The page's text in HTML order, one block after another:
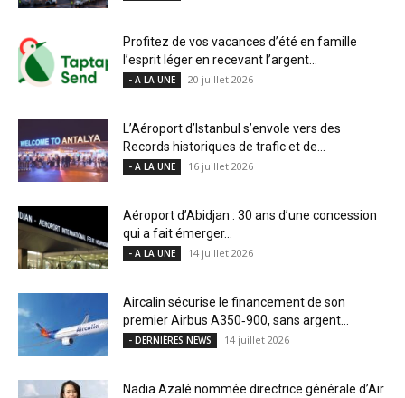
Profitez de vos vacances d’été en famille
l’esprit léger en recevant l’argent...
- A LA UNE 20 juillet 2026
L’Aéroport d’Istanbul s’envole vers des
Records historiques de trafic et de...
- A LA UNE 16 juillet 2026
Aéroport d’Abidjan : 30 ans d’une concession
qui a fait émerger...
- A LA UNE 14 juillet 2026
Aircalin sécurise le financement de son
premier Airbus A350‑900, sans argent...
- DERNIÈRES NEWS 14 juillet 2026
Nadia Azalé nommée directrice générale d’Air